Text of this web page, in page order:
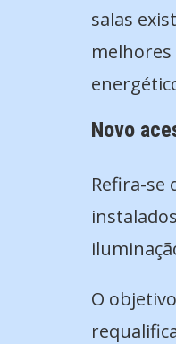
salas
Novo
Refira-se
O